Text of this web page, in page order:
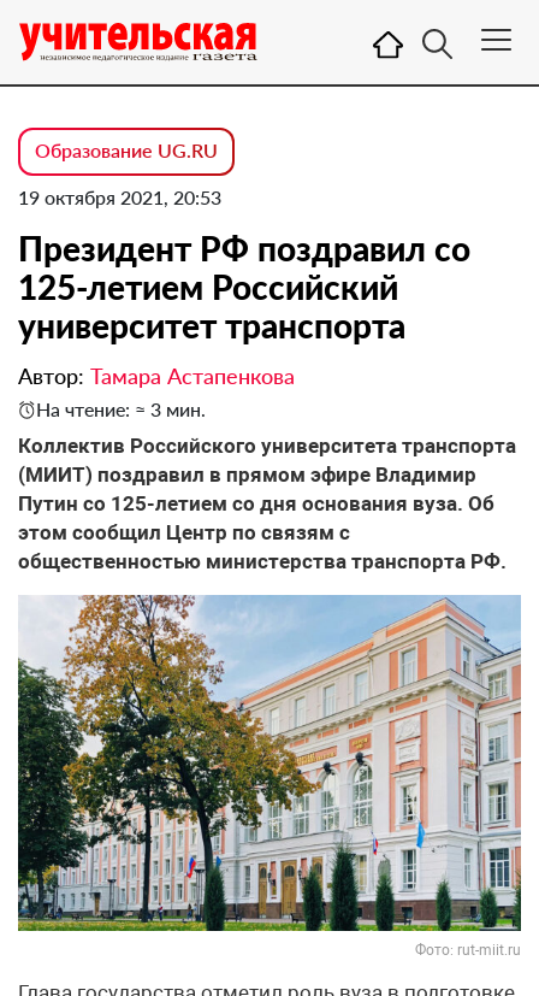
Образование UG.RU
19 октября 2021, 20:53
Президент РФ поздравил со
125-летием Российский
университет транспорта
Автор: Тамара Астапенкова
На чтение: ≈ 3 мин.
Коллектив Российского университета транспорта
(МИИТ) поздравил в прямом эфире Владимир
Путин со 125-летием со дня основания вуза. Об
этом сообщил Центр по связям с
общественностью министерства транспорта РФ.
Фото: rut-miit.ru